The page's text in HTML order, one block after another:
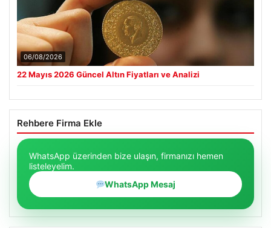
06/08/2026
22 Mayıs 2026 Güncel Altın Fiyatları ve Analizi
Rehbere Firma Ekle
WhatsApp üzerinden bize ulaşın, firmanızı hemen
listeleyelim.
WhatsApp Mesaj